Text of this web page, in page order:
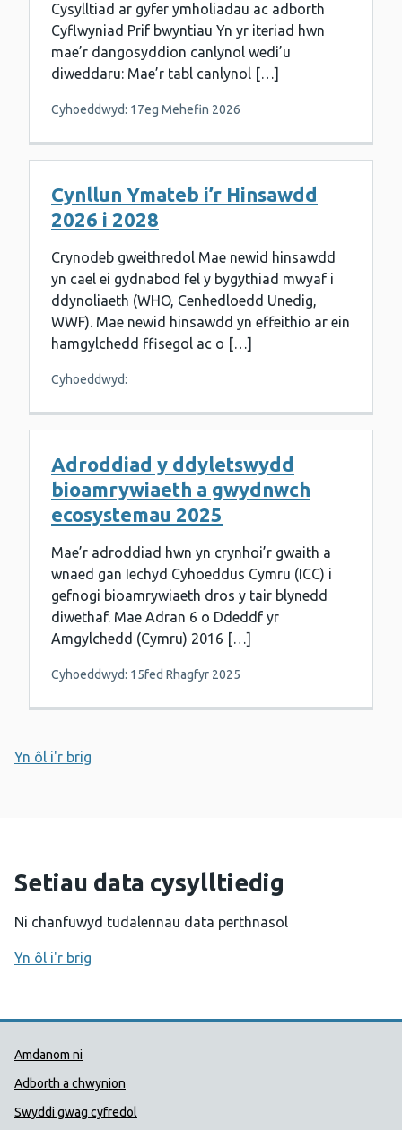
Cysylltiad ar gyfer ymholiadau ac adborth
Cyflwyniad Prif bwyntiau Yn yr iteriad hwn
mae’r dangosyddion canlynol wedi’u
diweddaru: Mae’r tabl canlynol […]
Cyhoeddwyd: 17eg Mehefin 2026
Cynllun Ymateb i’r Hinsawdd
2026 i 2028
Crynodeb gweithredol Mae newid hinsawdd
yn cael ei gydnabod fel y bygythiad mwyaf i
ddynoliaeth (WHO, Cenhedloedd Unedig,
WWF). Mae newid hinsawdd yn effeithio ar ein
hamgylchedd ffisegol ac o […]
Cyhoeddwyd:
Adroddiad y ddyletswydd
bioamrywiaeth a gwydnwch
ecosystemau 2025
Mae’r adroddiad hwn yn crynhoi’r gwaith a
wnaed gan Iechyd Cyhoeddus Cymru (ICC) i
gefnogi bioamrywiaeth dros y tair blynedd
diwethaf. Mae Adran 6 o Ddeddf yr
Amgylchedd (Cymru) 2016 […]
Cyhoeddwyd: 15fed Rhagfyr 2025
Yn ôl i'r brig
Setiau data cysylltiedig
Ni chanfuwyd tudalennau data perthnasol
Yn ôl i'r brig
Dolenni Cymorth Iechyd
Amdanom ni
Adborth a chwynion
Swyddi gwag cyfredol